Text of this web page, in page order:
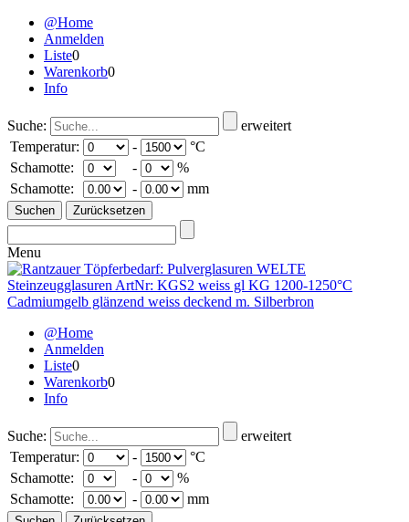
@Home
Anmelden
Liste0
Warenkorb0
Info
Suche:
erweitert
Temperatur:
-
°C
Schamotte:
-
%
Schamotte:
- mm
Menu
@Home
Anmelden
Liste0
Warenkorb0
Info
Suche:
erweitert
Temperatur:
-
°C
Schamotte:
-
%
Schamotte:
- mm